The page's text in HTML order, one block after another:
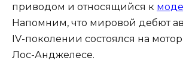
приводом и относящийся к
Напомним, что мировой дебют
IV-поколении состоялся на
Лос-Анджелесе.